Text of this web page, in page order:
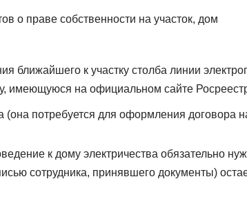
о праве собственности на участок, дом
ближайшего к участку столба линии
имеющуюся на официальном сайте
(она потребуется для оформления договора
к дому электричества обязательно
сотрудника, принявшего документы)